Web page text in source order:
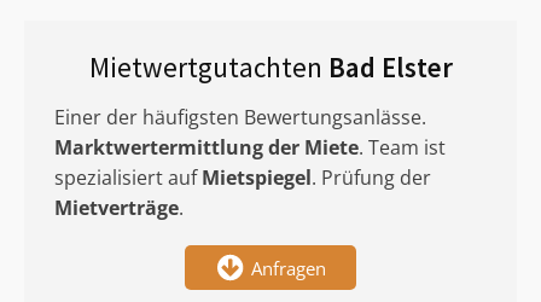
Mietwertgutachten Bad Elster
Einer der häufigsten Bewertungsanlässe.
Marktwertermittlungder Miete. Team ist
spezialisiert aufMietspiegel. Prüfung der
Mietverträge.
Anfragen